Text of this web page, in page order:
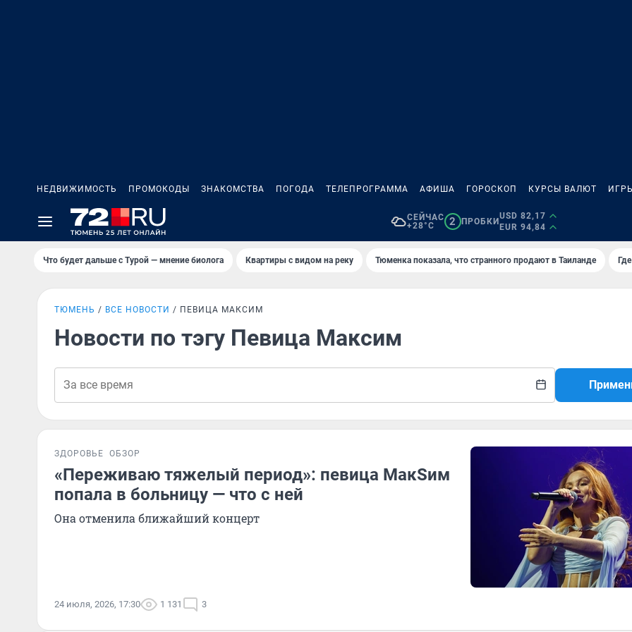
НЕДВИЖИМОСТЬ ПРОМОКОДЫ ЗНАКОМСТВА ПОГОДА ТЕЛЕПРОГРАММА АФИША ГОРОСКОП КУРСЫ ВАЛЮТ
СЕЙЧАС
+28°C
2 ПРОБКИ
USD 82,17
EUR 94,84
Что будет дальше с Турой — мнение биолога Квартиры с видом на реку Тюменка показала, что странного продают в Таиланде
ТЮМЕНЬ ВСЕ НОВОСТИ ПЕВИЦА МАКСИМ
Новости по тэгу Певица Максим
ЗДОРОВЬЕ ОБЗОР
«Переживаю тяжелый период»: певица МакSим
попала в больницу — что с ней
Она отменила ближайший концерт
24 июля, 2026, 17:30 1 131 3